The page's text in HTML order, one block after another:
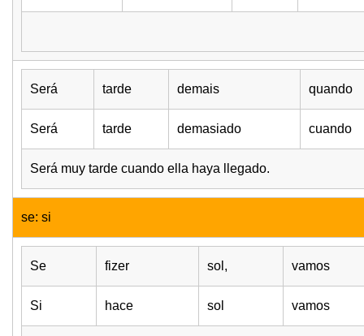
Será tarde demais quando
Será tarde demasiado cuando
Será muy tarde cuando ella haya llegado.
se: si
Se fizer sol, vamos
Si hace sol vamos